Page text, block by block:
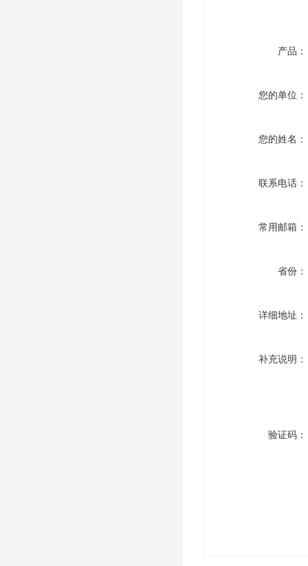
产品：
您的单位：
您的姓名：
联系电话：
常用邮箱：
省份：
详细地址：
补充说明：
验证码：